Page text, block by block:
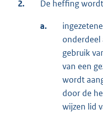
2. De heffing
a.
onderdeel
gebruik
van een
wordt
door de
wijzen lid